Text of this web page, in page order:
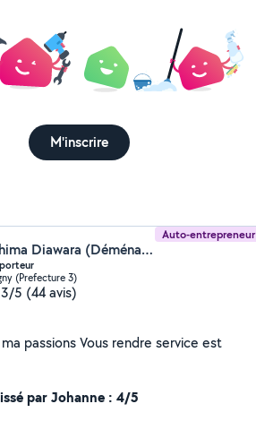
M'inscrire
Auto-entrepreneur
Ibrahima Diawara (Déménagement company)
(Prefecture 3)
5 (44 avis)
rendre service est
par Johanne : 4/5